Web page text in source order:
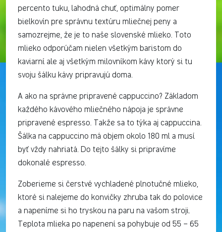
percento tuku, lahodná chuť, optimálny pomer
bielkovín pre správnu textúru mliečnej peny a
samozrejme, že je to naše slovenské mlieko. Toto
mlieko odporúčam nielen všetkým baristom do
kaviarní ale aj všetkým milovníkom kávy ktorý si tu
svoju šálku kávy pripravujú doma.
A ako na správne pripravené cappuccino? Základom
každého kávového mliečného nápoja je správne
pripravené espresso. Takže sa to týka aj cappuccina.
Šálka na cappuccino má objem okolo 180 ml a musí
byť vždy nahriatá. Do tejto šálky si pripravíme
dokonalé espresso.
Zoberieme si čerstvé vychladené plnotučné mlieko,
ktoré si nalejeme do konvičky zhruba tak do polovice
a napeníme si ho tryskou na paru na vašom stroji.
Teplota mlieka po napenení sa pohybuje od 55 – 65